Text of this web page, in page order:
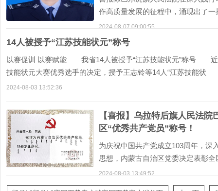
作高质量发展的征程中，涌现出了
在内蒙古自治区高级人
2024-08-07 09:00:55
14人被授予“江苏技能状元”称号
以赛促训 以赛赋能 我省14人被授予“江苏技能状元”称号 近
技能状元大赛优秀选手的决定，授予王志铃等14人“江苏技能状
2024-08-03 13:52:36
【喜报】乌拉特后旗人民法
区“优秀共产党员”称号！
为庆祝中国共产党成立103周年，深
思想，内蒙古自治区党委决定表彰
的优秀共产党员、优
2024-08-03 13:49:52